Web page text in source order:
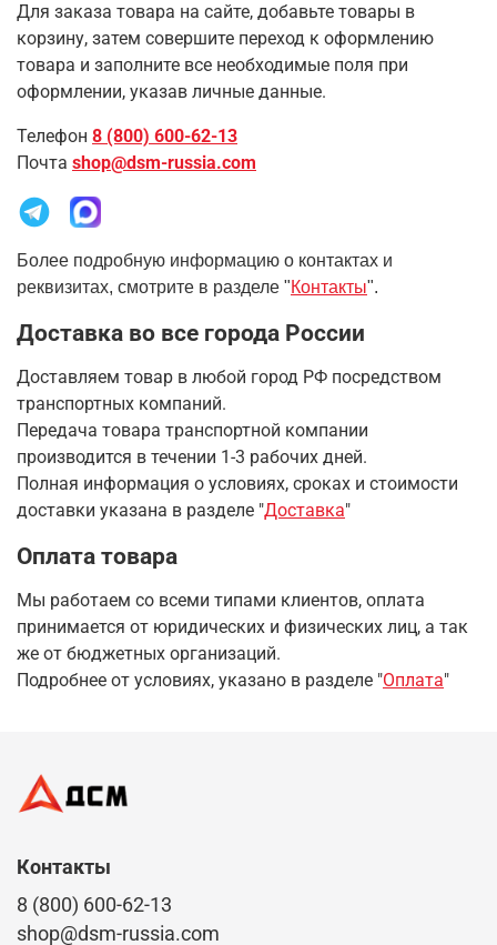
Для заказа товара на сайте, добавьте товары в
корзину, затем совершите переход к оформлению
товара и заполните все необходимые поля при
оформлении, указав личные данные.
Телефон 8 (800) 600-62-13
Почта shop@dsm-russia.com
Более подробную информацию о контактах и
реквизитах, смотрите в разделе "Контакты".
Доставка во все города России
Доставляем товар в любой город РФ посредством
транспортных компаний.
Передача товара транспортной компании
производится в течении 1-3 рабочих дней.
Полная информация о условиях, сроках и стоимости
доставки указана в разделе "Доставка"
Оплата товара
Мы работаем со всеми типами клиентов, оплата
принимается от юридических и физических лиц, а так
же от бюджетных организаций.
Подробнее от условиях, указано в разделе "Оплата"
Контакты
8 (800) 600-62-13
shop@dsm-russia.com